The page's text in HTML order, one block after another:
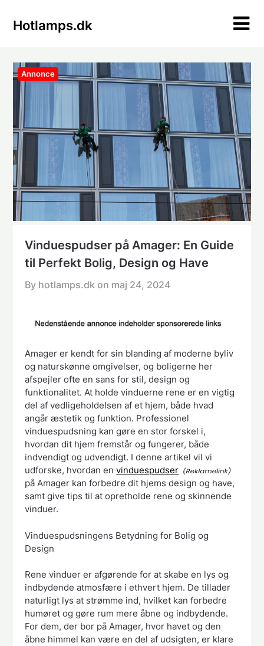
Hotlamps.dk
Annonce
Vinduespudser på Amager: En Guide
til Perfekt Bolig, Design og Have
By hotlamps.dk on maj 24, 2024
Amager er kendt for sin blanding af moderne byliv
og naturskønne omgivelser, og boligerne her
afspejler ofte en sans for stil, design og
funktionalitet. At holde vinduerne rene er en vigtig
del af vedligeholdelsen af et hjem, både hvad
angår æstetik og funktion. Professionel
vinduespudsning kan gøre en stor forskel i,
hvordan dit hjem fremstår og fungerer, både
indvendigt og udvendigt. I denne artikel vil vi
udforske, hvordan envinduespudser
på Amager kan forbedre dit hjems design og have,
samt give tips til at opretholde rene og skinnende
vinduer.
Vinduespudsningens Betydning for Bolig og
Design
Rene vinduer er afgørende for at skabe en lys og
indbydende atmosfære i ethvert hjem. De tillader
naturligt lys at strømme ind, hvilket kan forbedre
humøret og gøre rum mere åbne og indbydende.
For dem, der bor på Amager, hvor havet og den
åbne himmel kan være en del af udsigten, er klare